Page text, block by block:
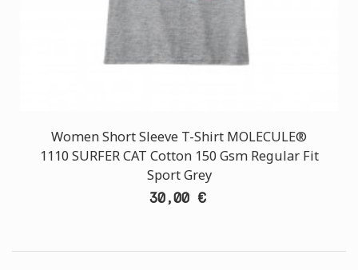
Women Short Sleeve T-Shirt MOLECULE®
1110 SURFER CAT Cotton 150 Gsm Regular Fit
Sport Grey
30,00 €